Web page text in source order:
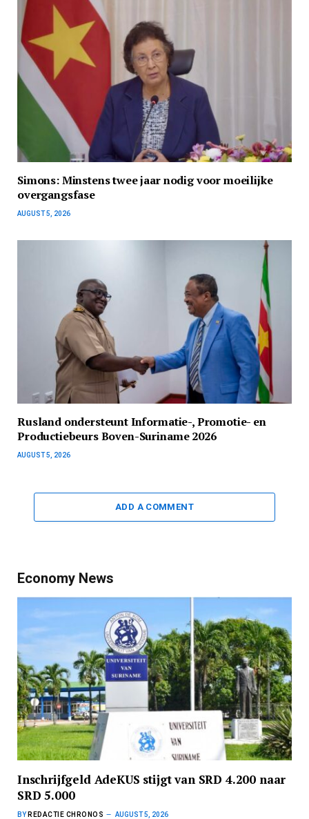
Simons: Minstens twee jaar nodig voor moeilijke
overgangsfase
AUGUST 5, 2026
Rusland ondersteunt Informatie-, Promotie- en
Productiebeurs Boven-Suriname 2026
AUGUST 5, 2026
ADD A COMMENT
Economy News
Inschrijfgeld AdeKUS stijgt van SRD 4.200 naar
SRD 5.000
BY REDACTIE CHRONOS AUGUST 5, 2026